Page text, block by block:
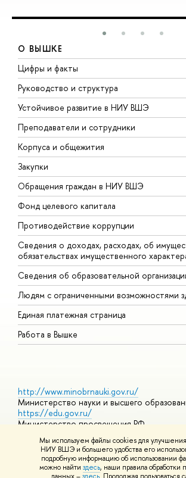
Мы используем файлы cookies для улучшения
НИУ ВШЭ и большего удобства его
подробную информацию об использовании
можно найти здесь, наши правила обработки
О ВЫШКЕ
Цифры и факты
Руководство и структура
Устойчивое развитие в НИУ ВШЭ
Преподаватели и сотрудники
Корпуса и общежития
Закупки
Обращения граждан в НИУ ВШЭ
Фонд целевого капитала
Противодействие коррупции
Сведения о доходах, расходах, об
обязательствах имущественного
Сведения об образовательной
Людям с ограниченными возможностями
Единая платежная страница
Работа в Вышке
http://www.minobrnauki.gov.ru/
Министерство науки и высшего
https://edu.gov.ru/
Министерство просвещения РФ
Массовые открытые онлайн-курсы